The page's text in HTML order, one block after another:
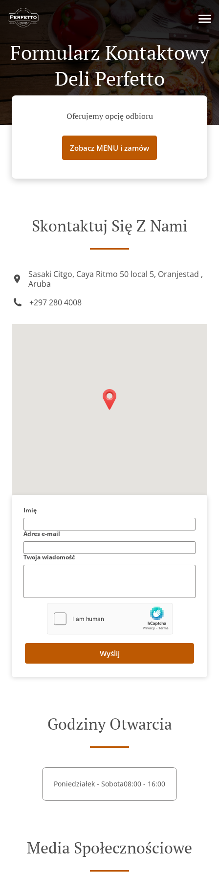
Formularz Kontaktowy
Deli Perfetto
Oferujemy opcję odbioru
Zobacz MENU i zamów
Skontaktuj Się Z Nami
Sasaki Citgo, Caya Ritmo 50 local 5, Oranjestad ,
Aruba
+297 280 4008
Imię
Adres e-mail
Twoja wiadomość
Wyślij
Godziny Otwarcia
Poniedziałek - Sobota08:00 - 16:00
Media Społecznościowe